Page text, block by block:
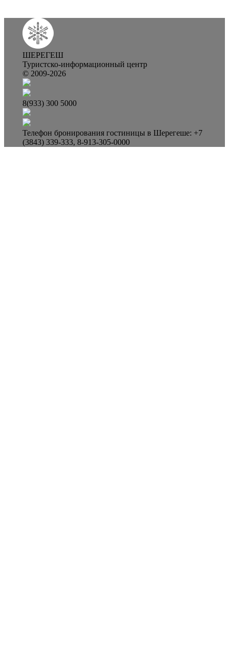
ШЕРЕГЕШ
Туристско-информационный центр
© 2009-2026
8(933) 300 5000
Телефон бронирования гостиницы в Шерегеше: +7
(3843) 339-333, 8-913-305-0000